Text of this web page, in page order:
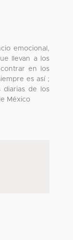
emocional,
llevan a los
en los
es así ;
diarias de los
México